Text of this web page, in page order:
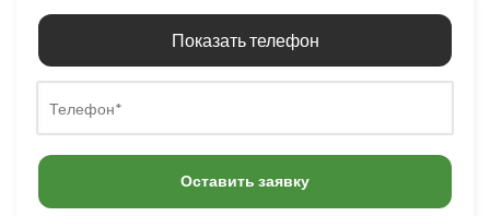
Показать телефон
Оставить заявку